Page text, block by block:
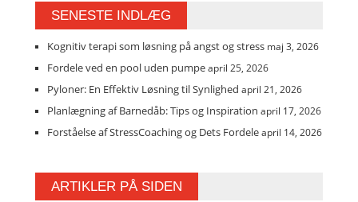
SENESTE INDLÆG
Kognitiv terapi som løsning på angst og stress maj 3, 2026
Fordele ved en pool uden pumpeapril 25, 2026
Pyloner: En Effektiv Løsning til Synlighed april 21, 2026
Planlægning af Barnedåb: Tips og Inspiration april 17, 2026
Forståelse af StressCoaching og Dets Fordeleapril 14, 2026
ARTIKLER PÅ SIDEN